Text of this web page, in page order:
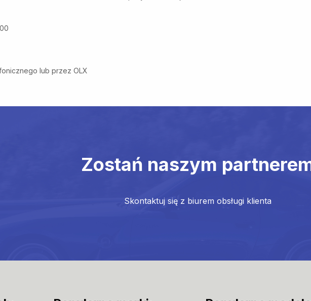
lub przez OLX
Zostań naszym
Skontaktuj się z biurem obsługi klienta